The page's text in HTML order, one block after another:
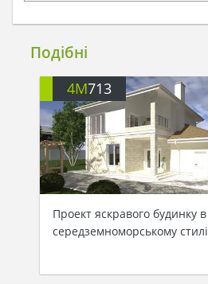
Подібні
4M713
Проект яскравого будинку в
середземноморському стилі